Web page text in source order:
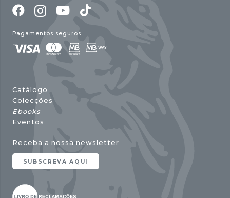
Pagamentos seguros:
Catálogo
Colecções
Ebooks
Eventos
Receba a nossa newsletter
SUBSCREVA AQUI